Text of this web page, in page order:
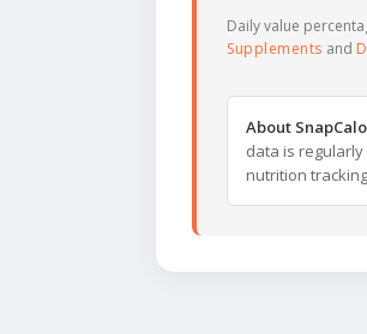
Daily value
Supplements and
About
data is
nutrition